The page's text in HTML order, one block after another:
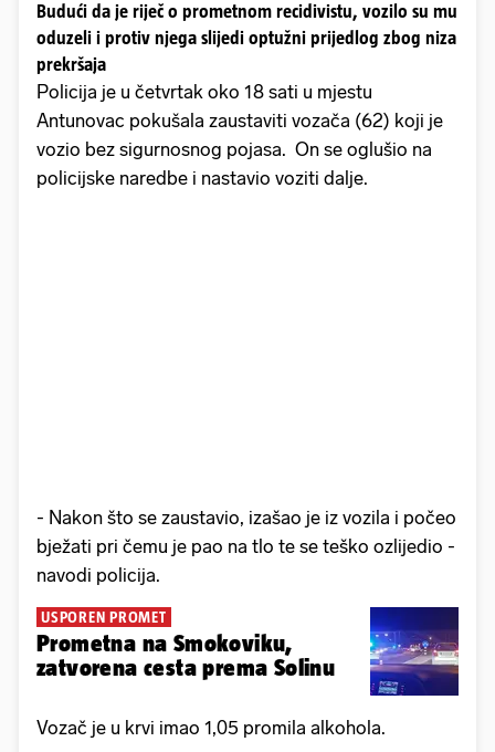
Budući da je riječ o prometnom recidivistu, vozilo su mu
oduzeli i protiv njega slijedi optužni prijedlog zbog niza
prekršaja
Policija je u četvrtak oko 18 sati u mjestu
Antunovac pokušala zaustaviti vozača (62) koji je
vozio bez sigurnosnog pojasa. On se oglušio na
policijske naredbe i nastavio voziti dalje.
- Nakon što se zaustavio, izašao je iz vozila i počeo
bježati pri čemu je pao na tlo te se teško ozlijedio -
navodi policija.
USPOREN PROMET
Prometna na Smokoviku,
zatvorena cesta prema Solinu
Vozač je u krvi imao 1,05 promila alkohola.